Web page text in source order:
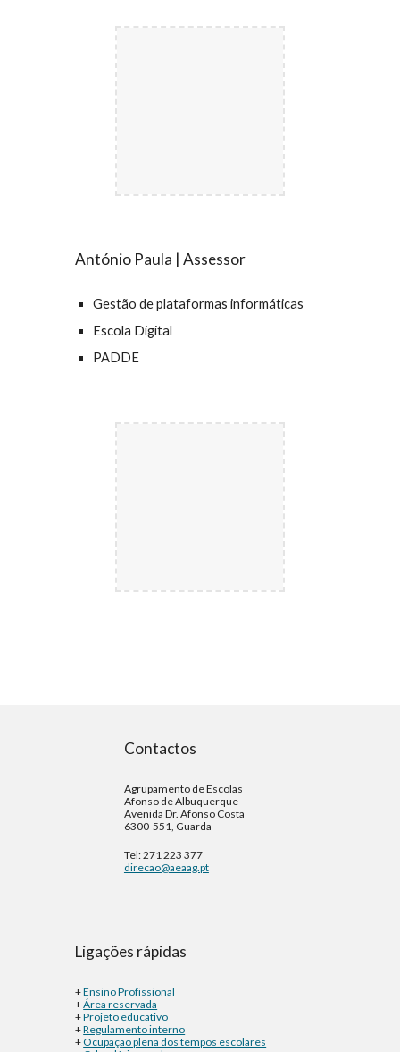
António Paula | Assessor
Gestão de plataformas informáticas
Escola Digital
PADDE
Contactos
Agrupamento de Escolas
Afonso de Albuquerque
Avenida Dr. Afonso Costa
6300-551, Guarda
Tel: 271 223 377
direcao@aeaag.pt
Ligações rápidas
+Ensino Profissional
+Área reservada
+Projeto educativo
+Regulamento interno
+Ocupação plena dos tempos escolares